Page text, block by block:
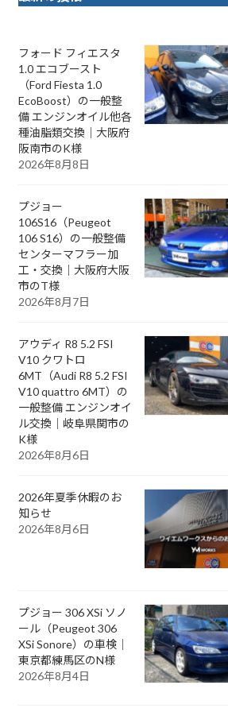
フォード フィエスタ
1.0 エコブースト
（Ford Fiesta 1.0
EcoBoost）の一般整
備 エンジンオイル他各
種油脂類交換｜大阪府
阪南市のK様
2026年8月8日
プジョー
106S16（Peugeot
106 S16）の一般整備
センターマフラー加
工・交換｜大阪府大阪
市のT様
2026年8月7日
アウディ R8 5.2 FSI
V10 クワトロ
6MT（Audi R8 5.2 FSI
V10 quattro 6MT）の
一般整備 エンジンオイ
ル交換｜岐阜県関市の
K様
2026年8月6日
2026年夏季休暇のお
知らせ
2026年8月6日
プジョー 306 XSi ソノ
ール（Peugeot 306
XSi Sonore）の車検｜
東京都練馬区のN様
2026年8月4日